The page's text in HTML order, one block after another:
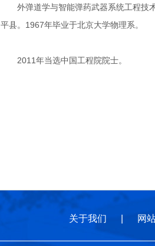
外弹道学与智能弹药武器系统工程技术
平县。1967年毕业于北京大学物理系。
2011年当选中国工程院院士。
关于我们 网